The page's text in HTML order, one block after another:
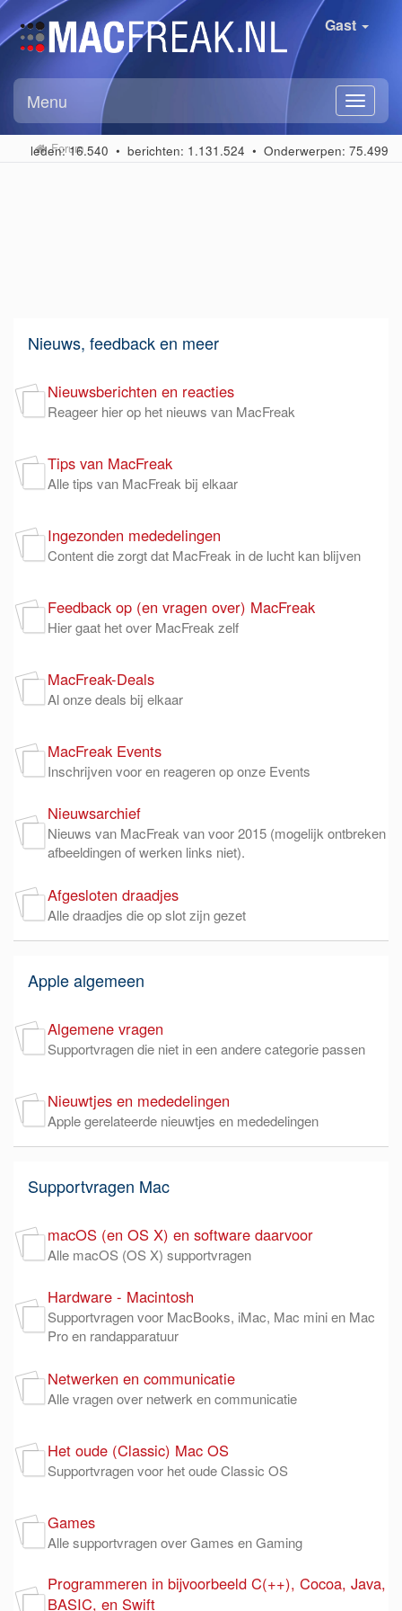
Gast
Menu
Forum
leden: 16.540 • berichten: 1.131.524 • Onderwerpen: 75.499
Nieuws, feedback en meer
Nieuwsberichten en reacties
Reageer hier op het nieuws van MacFreak
Tips van MacFreak
Alle tips van MacFreak bij elkaar
Ingezonden mededelingen
Content die zorgt dat MacFreak in de lucht kan blijven
Feedback op (en vragen over) MacFreak
Hier gaat het over MacFreak zelf
MacFreak-Deals
Al onze deals bij elkaar
MacFreak Events
Inschrijven voor en reageren op onze Events
Nieuwsarchief
Nieuws van MacFreak van voor 2015 (mogelijk ontbreken
afbeeldingen of werken links niet).
Afgesloten draadjes
Alle draadjes die op slot zijn gezet
Apple algemeen
Algemene vragen
Supportvragen die niet in een andere categorie passen
Nieuwtjes en mededelingen
Apple gerelateerde nieuwtjes en mededelingen
Supportvragen Mac
macOS (en OS X) en software daarvoor
Alle macOS (OS X) supportvragen
Hardware - Macintosh
Supportvragen voor MacBooks, iMac, Mac mini en Mac
Pro en randapparatuur
Netwerken en communicatie
Alle vragen over netwerk en communicatie
Het oude (Classic) Mac OS
Supportvragen voor het oude Classic OS
Games
Alle supportvragen over Games en Gaming
Programmeren in bijvoorbeeld C(++), Cocoa, Java,
BASIC, en Swift